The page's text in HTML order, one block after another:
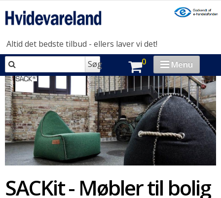
Altid det bedste tilbud - ellers laver vi det!
Søg
0 Menu
VASK & TØR
OPVASK
MADLAVNING
KØL & FRYS
BRAND-STORE
SACKit - Møbler til bolig